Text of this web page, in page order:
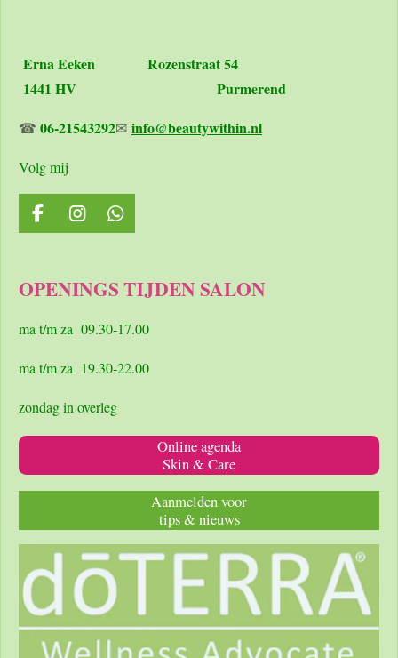
Erna Eeken Rozenstraat 54
1441 HV Purmerend
☎ 06-21543292✉ info@beautywithin.nl
Volg mij
F
a
b
o
I
n
a
r
m
W
h
s
p
OPENINGS TIJDEN SALON
ma t/m za 09.30-17.00
ma t/m za 19.30-22.00
zondag in overleg
Online agenda
Skin & Care
Aanmelden voor
tips & nieuws